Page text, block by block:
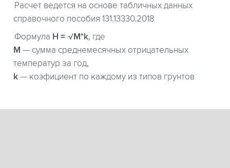
Расчет ведется на основе табличных данных
справочного пособия 131.13330.2018
Формула H = √M*k, где
М — сумма среднемесячных отрицательных
температур за год,
k — коэфициент по каждому из типов грунтов